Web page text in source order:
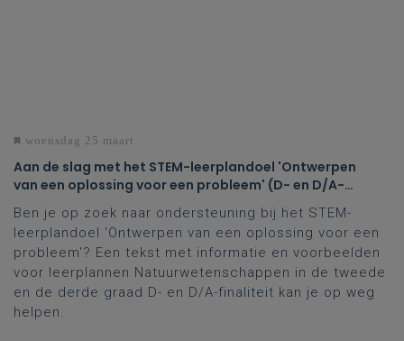
woensdag 25 maart
Aan de slag met het STEM-leerplandoel 'Ontwerpen
van een oplossing voor een probleem' (D- en D/A-
Ben je op zoek naar ondersteuning bij het STEM-
leerplandoel 'Ontwerpen van een oplossing voor een
probleem'? Een tekst met informatie en voorbeelden
voor leerplannen Natuurwetenschappen in de tweede
en de derde graad D- en D/A-finaliteit kan je op weg
helpen.